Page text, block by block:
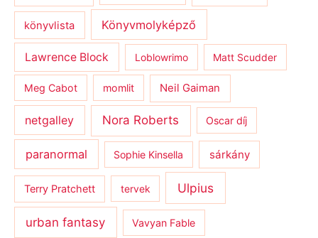
könyvlista Könyvmolyképző
Lawrence Block Loblowrimo Matt Scudder
Meg Cabot momlit Neil Gaiman
netgalley Nora Roberts Oscar díj
paranormal Sophie Kinsella sárkány
Terry Pratchett tervek Ulpius
urban fantasy Vavyan Fable